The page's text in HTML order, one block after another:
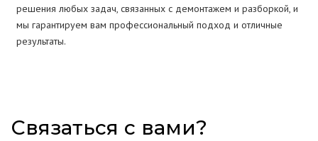
решения любых задач, связанных с демонтажем и разборкой, и
мы гарантируем вам профессиональный подход и отличные
результаты.
Связаться с вами?